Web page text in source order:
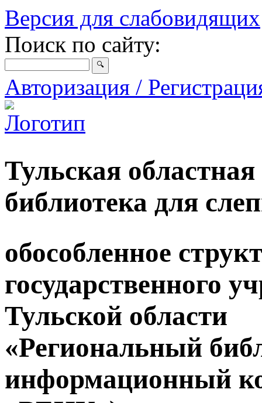
Версия для слабовидящих
Поиск по сайту:
Авторизация /
Тульская
библиотека для
обособленное
государственного
Тульской области
«Региональный
информационный